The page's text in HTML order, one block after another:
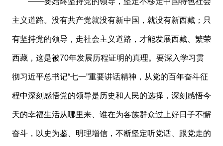
主义道路。没有共产党就没有新中国，就没有新西藏；只
有坚持党的领导，走社会主义道路，才能发展西藏、繁荣
西藏，这是被70年发展历程证明的真理。要深入学习贯
彻习近平总书记“七一”重要讲话精神，从党的百年奋斗征
程中深刻感悟党的领导是历史和人民的选择，深刻感悟今
天的幸福生活从哪里来、谁在为各族群众过上好日子不懈
奋斗，以史为鉴、明理增信，不断坚定听党话、跟党走的